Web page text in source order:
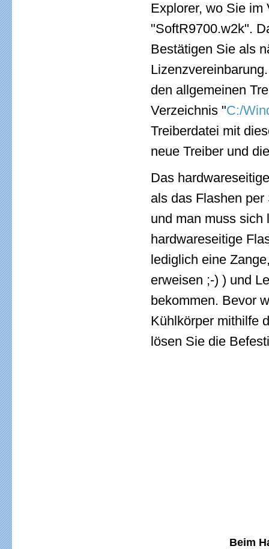
Explorer, wo Sie im
"SoftR9700.w2k".
Bestätigen Sie als
den allgemeinen
Verzeichnis "C:/
Treiberdatei mit
neue Treiber und
Das
als das Flashen
und man muss sich
hardwareseitige
lediglich eine
erweisen ;-) ) und
bekommen. Bevor
Kühlkörper mithilfe
lösen Sie die
Beim